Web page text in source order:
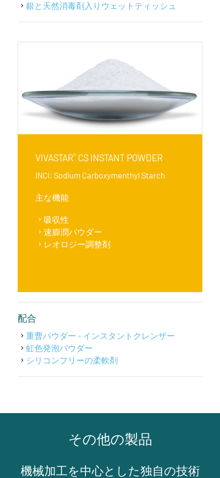
銀と天然消毒剤入りウェットティッシュ
VIVASTAR® CS INSTANT POWDER
INCI: Sodium Carboxymenthyl Starch
主な機能
吸収性
速膨潤パウダー
レオロジー調整剤
配合
重曹パウダー - インスタントクレンザー
虹色発泡パウダー
シリコンフリーの柔軟剤
その他の製品
機械加工を中心とした独自の技術